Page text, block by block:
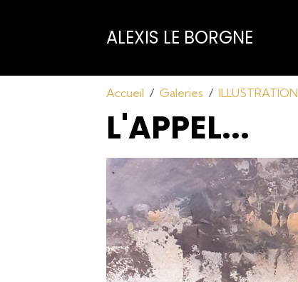
ALEXIS LE BORGNE
Accueil Galeries ILLUSTRATION
L'APPEL...